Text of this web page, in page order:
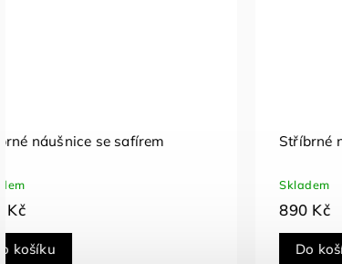
Stříbrné náušnice s bílým opálem